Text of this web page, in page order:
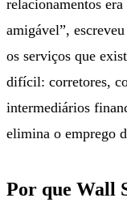
relacionamentos
amigável”,
os serviços que
difícil: corretores,
intermediários
elimina o emprego
Por que Wall